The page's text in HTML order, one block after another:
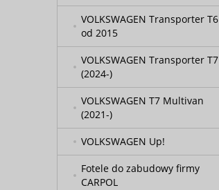
VOLKSWAGEN Transporter T6
od 2015
VOLKSWAGEN Transporter T7
(2024-)
VOLKSWAGEN T7 Multivan
(2021-)
VOLKSWAGEN Up!
Fotele do zabudowy firmy
CARPOL